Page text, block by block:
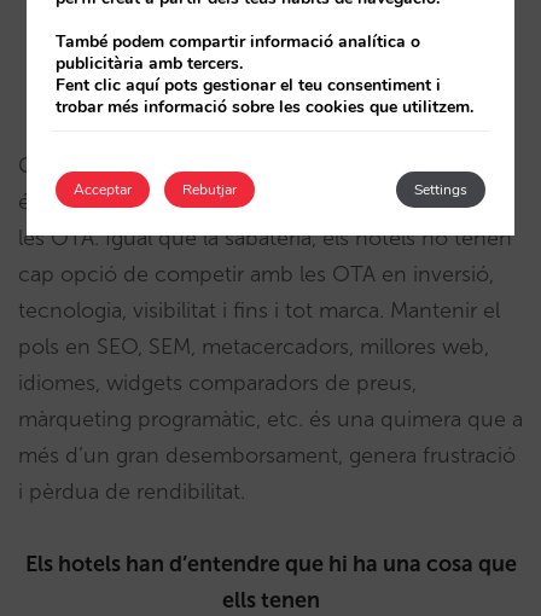
Com no podia ser d’una altra manera, la sabateria
és l’hotel i El Corte Inglés l’aclaparador domini de
les OTA. Igual que la sabateria, els hotels no tenen
cap opció de competir amb les OTA en inversió,
tecnologia, visibilitat i fins i tot marca. Mantenir el
pols en SEO, SEM, metacercadors, millores web,
idiomes, widgets comparadors de preus,
màrqueting programàtic, etc. és una quimera que a
més d’un gran desemborsament, genera frustració
i pèrdua de rendibilitat.
Els hotels han d’entendre que hi ha una cosa que
ells tenen
També podem compartir informació analítica o
publicitària amb tercers.
Fent clic aquí pots gestionar el teu consentiment i
trobar més informació sobre les cookies que utilitzem.
Acceptar Settings
Rebutjar